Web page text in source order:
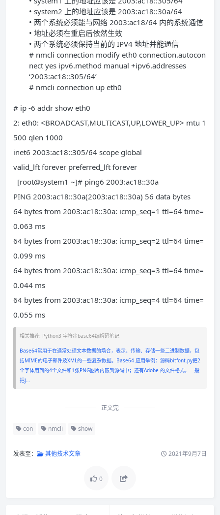
• system2 上的地址应该是 2003:ac18::30a/64
• 两个系统必须能与网络 2003:ac18/64 内的系统通信
• 地址必须在重启后依然生效
• 两个系统必须保持当前的 IPV4 地址并能通信
# nmcli connection modify eth0 connection.autocon
nect yes ipv6.method manual +ipv6.addresses
‘2003:ac18::305/64’
# nmcli connection up eth0
# ip -6 addr show eth0
2: eth0: <BROADCAST,MULTICAST,UP,LOWER_UP> mtu 1
500 qlen 1000
inet6 2003:ac18::305/64 scope global
valid_lft forever preferred_lft forever
[root@system1 ~]# ping6 2003:ac18::30a
PING 2003:ac18::30a(2003:ac18::30a) 56 data bytes
64 bytes from 2003:ac18::30a: icmp_seq=1 ttl=64 time=
0.063 ms
64 bytes from 2003:ac18::30a: icmp_seq=2 ttl=64 time=
0.099 ms
64 bytes from 2003:ac18::30a: icmp_seq=3 ttl=64 time=
0.044 ms
64 bytes from 2003:ac18::30a: icmp_seq=4 ttl=64 time=
0.055 ms
相关推荐: Python3 字符串base64编解码笔记
Base64常用于在通常处理文本数据的场合，表示、传输、存储一些二进制数据，包
括MIME的电子邮件及XML的一些复杂数据。Base64 应用举例：源码bitfont.py把2
个字体用到的4个文件和1张PNG图片内嵌到源码中；还有Adobe 的文件格式，一般
把j…
正文完
con nmcli show
发表至： 其他技术文章 2021年9月7日
0